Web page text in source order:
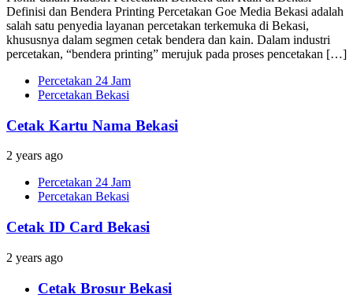
Definisi dan Bendera Printing Percetakan Goe Media Bekasi adalah
salah satu penyedia layanan percetakan terkemuka di Bekasi,
khususnya dalam segmen cetak bendera dan kain. Dalam industri
percetakan, “bendera printing” merujuk pada proses pencetakan […]
Percetakan 24 Jam
Percetakan Bekasi
Cetak Kartu Nama Bekasi
2 years ago
Percetakan 24 Jam
Percetakan Bekasi
Cetak ID Card Bekasi
2 years ago
Cetak Brosur Bekasi